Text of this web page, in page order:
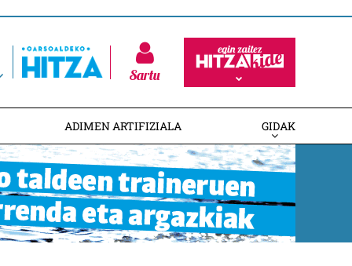
Sartu
ADIMEN ARTIFIZIALA GIDAK